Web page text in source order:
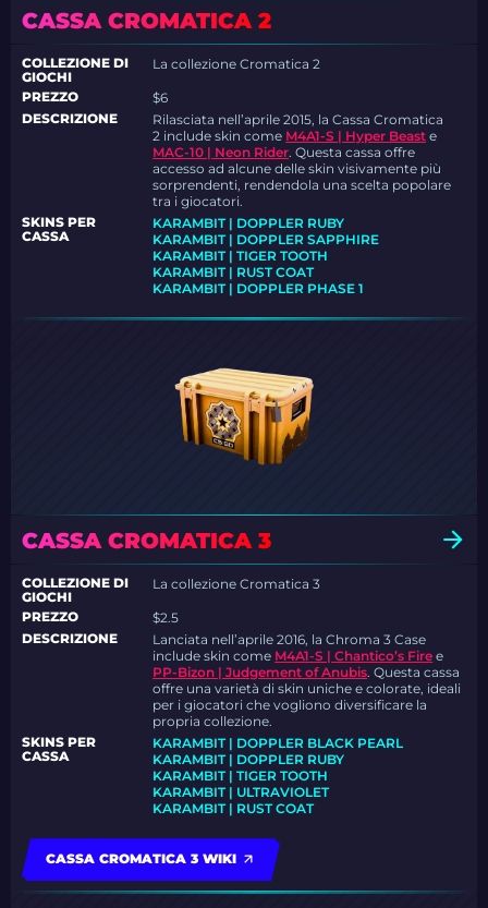
CASSA CROMATICA 2
COLLEZIONE DI
GIOCHI
La collezione Cromatica 2
PREZZO
$6
DESCRIZIONE
Rilasciata nell’aprile 2015, laCassa Cromatica
2 include skin come M4A1-S | Hyper Beast e
MAC-10 | Neon Rider. Questa cassa offre
accesso ad alcune delle skin visivamente più
sorprendenti, rendendola una scelta popolare
tra i giocatori.
SKINS PER
CASSA
KARAMBIT | DOPPLER RUBY
KARAMBIT | DOPPLER SAPPHIRE
KARAMBIT | TIGER TOOTH
KARAMBIT | RUST COAT
KARAMBIT | DOPPLER PHASE 1
CASSA CROMATICA 3
COLLEZIONE DI
GIOCHI
La collezione Cromatica 3
PREZZO
$2.5
DESCRIZIONE
Lanciata nell’aprile 2016, la Chroma 3 Case
include skin come M4A1-S | Chantico’s Fire e
PP-Bizon | Judgement of Anubis. Questa cassa
offre una varietà di skin uniche e colorate, ideali
per i giocatori che vogliono diversificare la
propria collezione.
SKINS PER
CASSA
KARAMBIT | DOPPLER BLACK PEARL
KARAMBIT | DOPPLER RUBY
KARAMBIT | TIGER TOOTH
KARAMBIT | ULTRAVIOLET
KARAMBIT | RUST COAT
CASSA CROMATICA 3 WIKI